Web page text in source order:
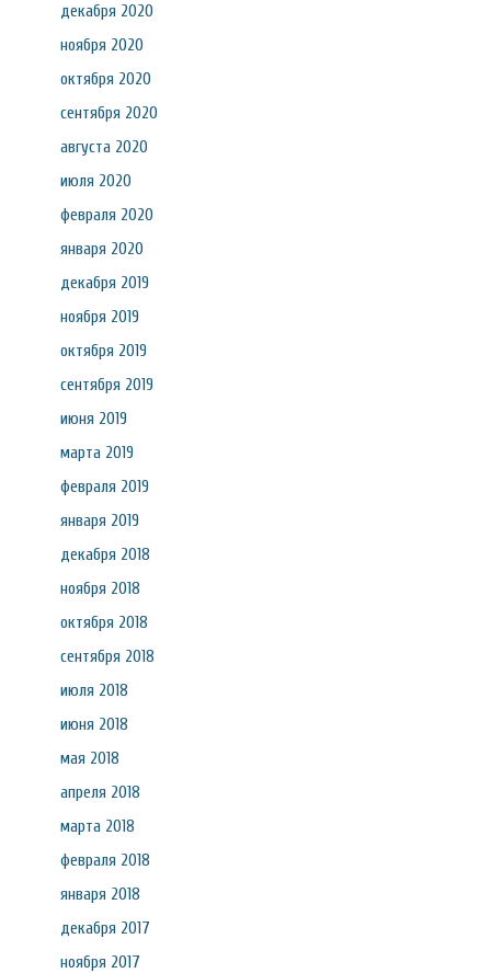
декабря 2020
ноября 2020
октября 2020
сентября 2020
августа 2020
июля 2020
февраля 2020
января 2020
декабря 2019
ноября 2019
октября 2019
сентября 2019
июня 2019
марта 2019
февраля 2019
января 2019
декабря 2018
ноября 2018
октября 2018
сентября 2018
июля 2018
июня 2018
мая 2018
апреля 2018
марта 2018
февраля 2018
января 2018
декабря 2017
ноября 2017